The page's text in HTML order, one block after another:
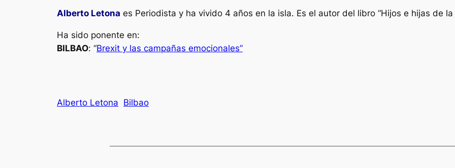
Alberto Letona es Periodista y ha vivido 4 años en la isla. Es el autor del libro “Hijos e hijas de la
Ha sido ponente en:
BILBAO: “Brexit y las campañas emocionales”
Alberto Letona Bilbao